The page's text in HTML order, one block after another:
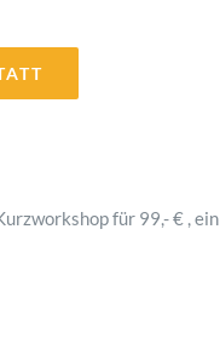
für 99,- € , ein